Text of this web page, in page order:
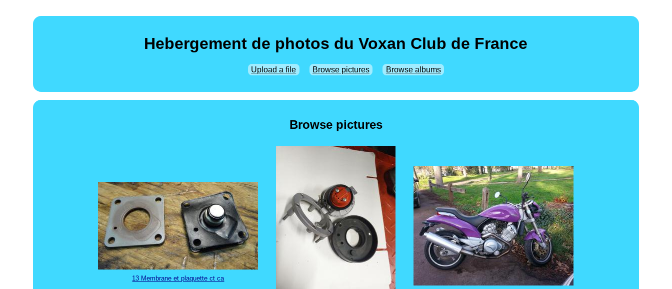
Hebergement de photos du Voxan Club de France
Upload a file Browse pictures Browse albums
Browse pictures
13 Membrane et plaquette ct ca